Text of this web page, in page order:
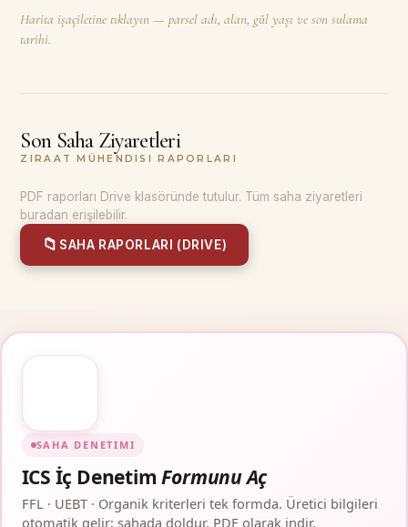
Harita işaçiletine tıklayın — parsel adı, alan, gül yaşı ve son sulama
tarihi.
Son Saha Ziyaretleri
ZIRAAT MÜHENDISI RAPORLARI
PDF raporları Drive klasöründe tutulur. Tüm saha ziyaretleri
buradan erişilebilir.
📁 SAHA RAPORLARI (DRIVE)
SAHA DENETIMI
ICS İç DenetimFormunu Aç
FFL · UEBT · Organik kriterleri tek formda. Üretici bilgileri
otomatik gelir; sahada doldur, PDF olarak indir.